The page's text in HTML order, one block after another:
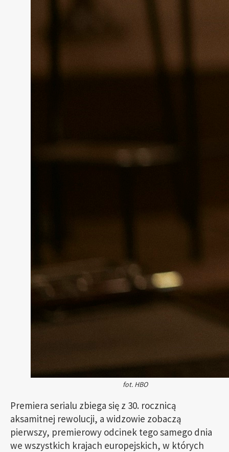
fot. HBO
Premiera serialu zbiega się z 30. rocznicą
aksamitnej rewolucji, a widzowie zobaczą
pierwszy, premierowy odcinek tego samego dnia
we wszystkich krajach europejskich, w których